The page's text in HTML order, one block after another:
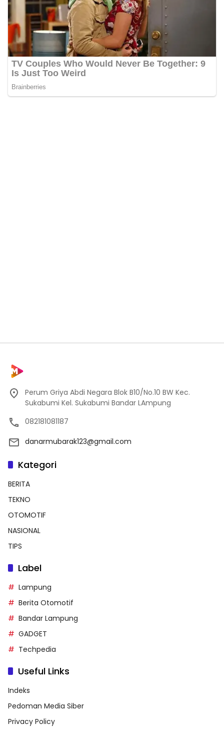
Perum Griya Abdi Negara Blok B10/No.10 BW Kec.
Sukabumi Kel. Sukabumi Bandar LAmpung
082181081187
danarmubarak123@gmail.com
Kategori
BERITA
TEKNO
OTOMOTIF
NASIONAL
TIPS
Label
Lampung
Berita Otomotif
Bandar Lampung
GADGET
Techpedia
Useful Links
Indeks
Pedoman Media Siber
Privacy Policy